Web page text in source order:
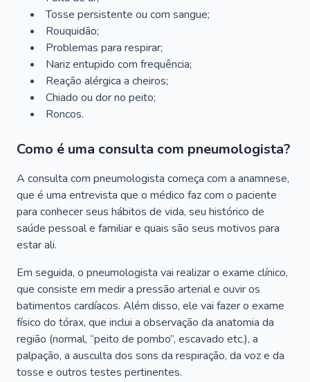
Tosse persistente ou com sangue;
Rouquidão;
Problemas para respirar;
Nariz entupido com frequência;
Reação alérgica a cheiros;
Chiado ou dor no peito;
Roncos.
Como é uma consulta com pneumologista?
A consulta com pneumologista começa com a anamnese,
que é uma entrevista que o médico faz com o paciente
para conhecer seus hábitos de vida, seu histórico de
saúde pessoal e familiar e quais são seus motivos para
estar ali.
Em seguida, o pneumologista vai realizar o exame clínico,
que consiste em medir a pressão arterial e ouvir os
batimentos cardíacos. Além disso, ele vai fazer o exame
físico do tórax, que inclui a observação da anatomia da
região (normal, “peito de pombo”, escavado etc.), a
palpação, a ausculta dos sons da respiração, da voz e da
tosse e outros testes pertinentes.